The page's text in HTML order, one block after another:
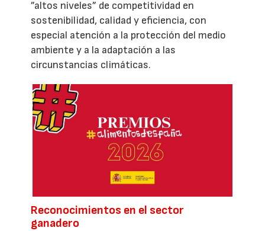
”altos niveles” de competitividad en
sostenibilidad, calidad y eficiencia, con
especial atención a la protección del medio
ambiente y a la adaptación a las
circunstancias climáticas.
Reconocimientos en el sector
ganadero